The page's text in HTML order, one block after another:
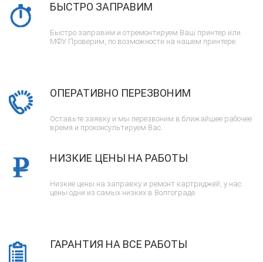
БЫСТРО ЗАПРАВИМ
Быстро заправим и отремонтируем Ваш принтер или
МФУ. Проверим, по возможности на нашем принтере.
ОПЕРАТИВНО ПЕРЕЗВОНИМ
Оставьте заявку и мы перезвоним в ближайшее рабочее
время и проконсультируем Вас.
НИЗКИЕ ЦЕНЫ НА РАБОТЫ
Низкие цены на заправку и ремонт картриджей, у нас
цены одни из самых низких в Волгограде.
ГАРАНТИЯ НА ВСЕ РАБОТЫ